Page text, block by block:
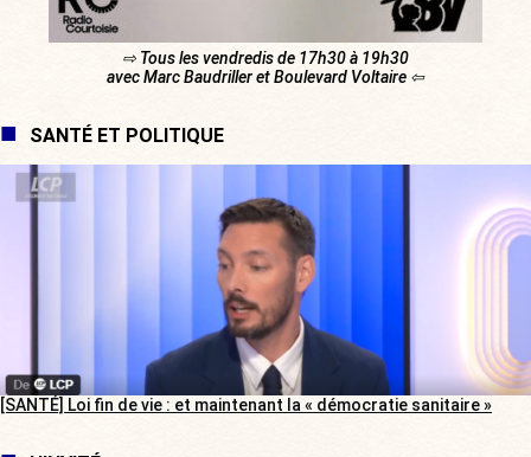
⇨ Tous les vendredis de 17h30 à 19h30
avec Marc Baudriller et Boulevard Voltaire ⇦
SANTÉ ET POLITIQUE
[SANTÉ] Loi fin de vie : et maintenant la « démocratie sanitaire »